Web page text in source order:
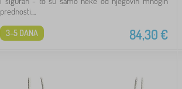
prednosti....
84,30€
3-5 DANA